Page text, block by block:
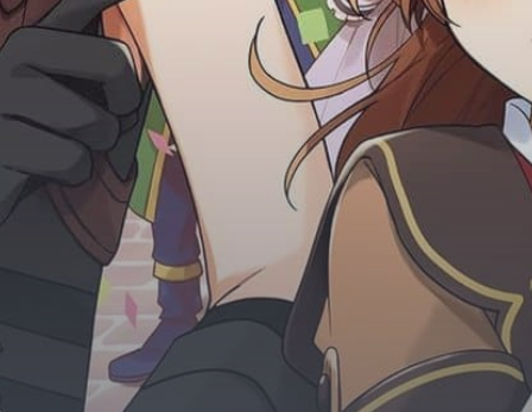
Mystery
Webtoon
Chuyển Sinh
Psychological
Martial Arts
Đam Mỹ
Historical